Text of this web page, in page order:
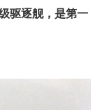
驱逐舰，是第一